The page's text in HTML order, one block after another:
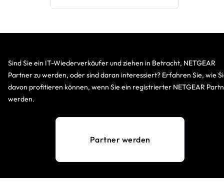
Sind Sie ein IT-Wiederverkäufer und ziehen in Betracht, NETGEAR
Partner zu werden, oder sind daran interessiert? Erfahren Sie, wie
davon profitieren können, wenn Sie ein registrierter NETGEAR
werden.
Partner werden